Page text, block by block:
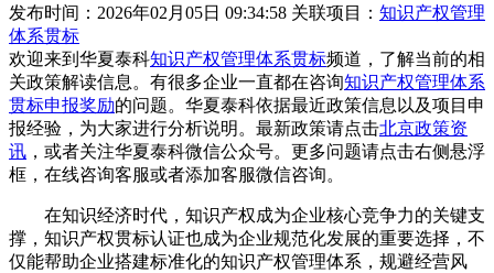
发布时间：2026年02月05日 09:34:58 关联项目： 知识产权管理
体系贯标
欢迎来到华夏泰科知识产权管理体系贯标频道，了解当前的相
关政策解读信息。有很多企业一直都在咨询知识产权管理体系
贯标申报奖励的问题。华夏泰科依据最近政策信息以及项目申
报经验，为大家进行分析说明。最新政策请点击北京政策资
讯 ，或者关注华夏泰科微信公众号。更多问题请点击右侧悬浮
框，在线咨询客服或者添加客服微信咨询。
在知识经济时代，知识产权成为企业核心竞争力的关键支
撑，知识产权贯标认证也成为企业规范化发展的重要选择，不
仅能帮助企业搭建标准化的知识产权管理体系，规避经营风